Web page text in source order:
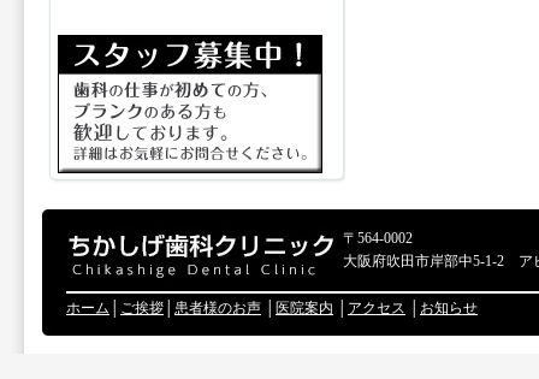
〒564-0002
大阪府吹田市岸部中5-1-2 ア
ホーム ご挨拶 患者様のお声 医院案内 アクセス お知らせ